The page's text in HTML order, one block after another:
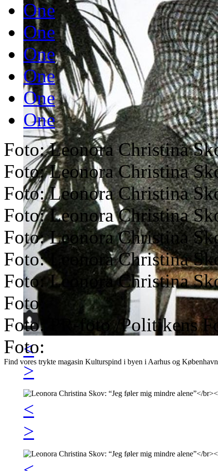
<
>
<
>
One
One
One
One
One
One
Foto: Leonora Christina
Foto: Leonora Christina
Foto: Leonora Christina
Foto: Leonora Christina
Foto: Leonora Christina
Foto: Leonora Christina
Foto: Leonora Christina
Foto:
Foto: PR-foto /Politikens
Foto:
Find vores trykte magasin Kulturspind i byen i Aarhus og København